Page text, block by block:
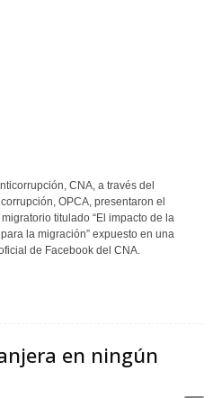
CNA, a través del
OPCA, presentaron el
titulado “El impacto de la
la migración” expuesto en una
de Facebook del CNA.
en ningún